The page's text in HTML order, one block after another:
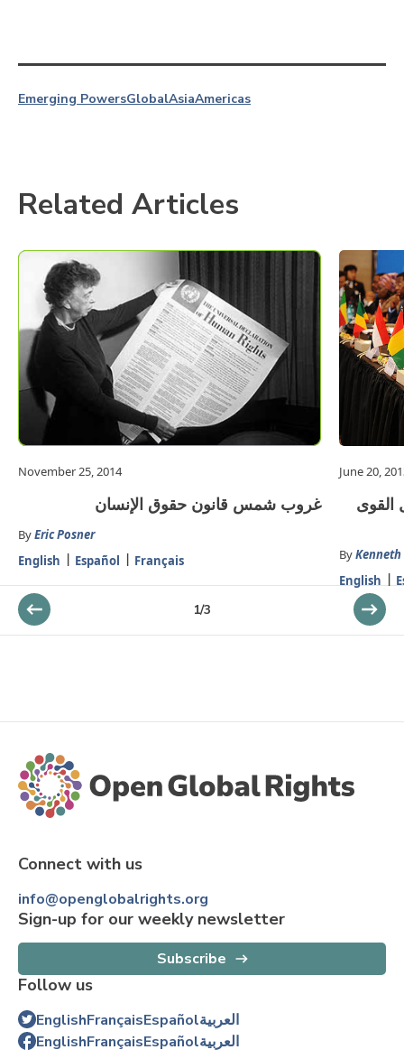
Emerging PowersGlobalAsiaAmericas
Related Articles
November 25, 2014
غروب شمس قانون حقوق الإنسان
ByEric Posner
English
Español Français
June 20,
القوى
ByKenneth
English
1/3
Connect with us
info@openglobalrights.org
Sign-up for our weekly newsletter
Subscribe
Follow us
EnglishFrançaisEspañolالعربية
EnglishFrançaisEspañolالعربية